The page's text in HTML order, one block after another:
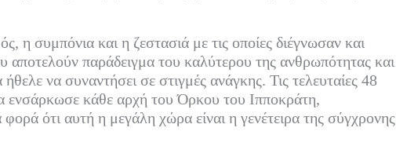
η συμπόνια και η ζεστασιά με τις οποίες διέγνωσαν και
αποτελούν παράδειγμα του καλύτερου της ανθρωπότητας και
να συναντήσει σε στιγμές ανάγκης. Τις τελευταίες 48
ενσάρκωσε κάθε αρχή του Όρκου του Ιπποκράτη,
φορά ότι αυτή η μεγάλη χώρα είναι η γενέτειρα της σύγχρονης